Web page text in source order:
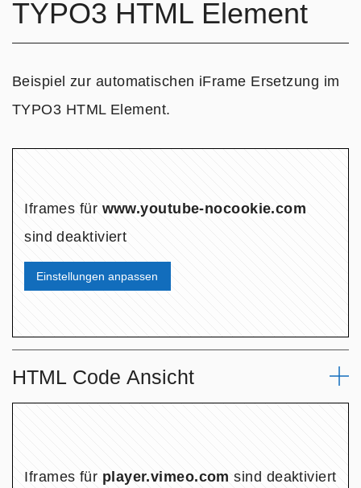
TYPO3 HTML Element
Beispiel zur automatischen iFrame Ersetzung im
TYPO3 HTML Element.
Iframes für www.youtube-nocookie.com
sind deaktiviert
Einstellungen anpassen
HTML Code Ansicht
Iframes für player.vimeo.com sind deaktiviert